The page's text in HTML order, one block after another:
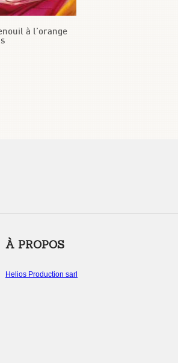
à l’orange
À PROPOS
Helios Production sarl